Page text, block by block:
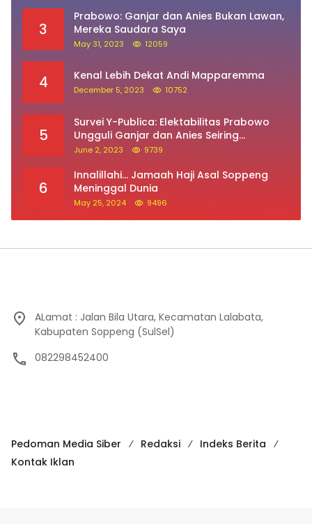
3
Prabowo: Ganjar dan Anies Bukan Lawan,
Mereka Saudara Saya
May 31, 2023 12059
4 Kenal Lebih Dekat Andi Mapparemma
December 5, 2023 10752
5
Survei Y-Publica: Elektabilitas Prabowo
Ungguli Ganjar dan Anies Seiring
Kepuasan Terhadap Jokowi Naik
June 2, 2023 9739
6
Innalillahi… Jamaah Haji Asal Soppeng
Meninggal Dunia
May 25, 2024 9496
ALamat : Jalan Bila Utara, Kecamatan Lalabata,
Kabupaten Soppeng (SulSel)
082298452400
Pedoman Media Siber Redaksi
Indeks Berita
Kontak Iklan